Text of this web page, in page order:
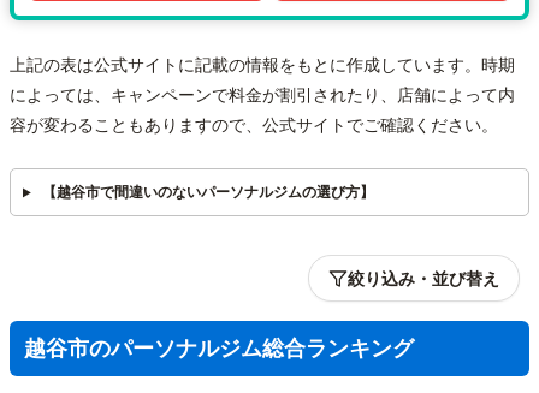
上記の表は公式サイトに記載の情報をもとに作成しています。時期
によっては、キャンペーンで料金が割引されたり、店舗によって内
容が変わることもありますので、公式サイトでご確認ください。
【越谷市で間違いのないパーソナルジムの選び方】
絞り込み・並び替え
越谷市のパーソナルジム総合ランキング